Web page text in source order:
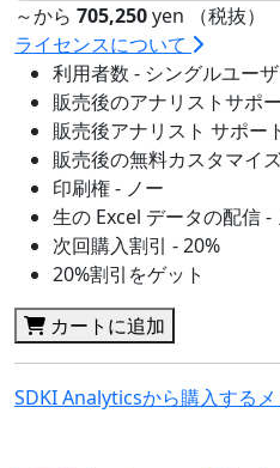
～から 705,250yen （税抜）
ライセンスについて
利用者数 - シングルユー
販売後のアナリストサポ
販売後アナリスト サポー
販売後の無料カスタマイ
印刷権 - ノー
生の Excel データの配信 -
次回購入割引 - 20%
20%割引をゲット
カートに追加
SDKI Analyticsから購入するメ